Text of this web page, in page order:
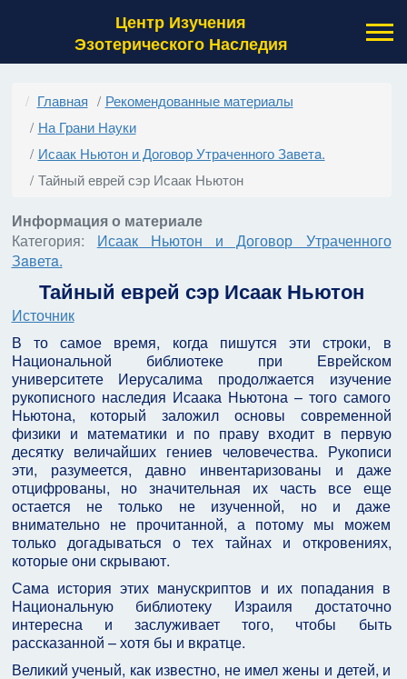
Центр Изучения
Эзотерического Наследия
Главная
Рекомендованные материалы
На Грани Науки
Исаак Ньютон и Договор Утраченного Зaветa.
Тайный еврей сэр Исаак Ньютон
Информация о материале
Категория: Исаак Ньютон и Договор Утраченного
Зaветa.
Тайный еврей сэр Исаак Ньютон
Источник
В то самое время, когда пишутся эти строки, в
Национальной библиотеке при Еврейском
университете Иерусалима продолжается изучение
рукописного наследия Исаака Ньютона – того самого
Ньютона, который заложил основы современной
физики и математики и по праву входит в первую
десятку величайших гениев человечества. Рукописи
эти, разумеется, давно инвентаризованы и даже
отцифрованы, но значительная их часть все еще
остается не только не изученной, но и даже
внимательно не прочитанной, а потому мы можем
только догадываться о тех тайнах и откровениях,
которые они скрывают.
Сама история этих манускриптов и их попадания в
Национальную библиотеку Израиля достаточно
интересна и заслуживает того, чтобы быть
рассказанной – хотя бы и вкратце.
Великий ученый, как известно, не имел жены и детей, и